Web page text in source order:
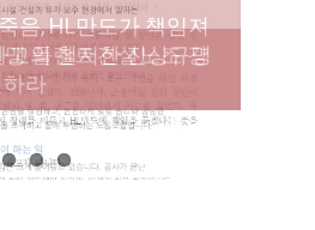
음, HL만도가 책임져
의 철저한 진상규명
라
플랜트건설노조 강
염감시단 사업 이모저
연맹 전국학교비정
김유미 춘천지회장
자 합창단 모임